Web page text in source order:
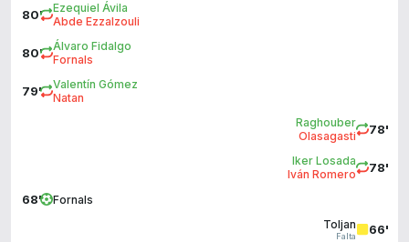
80'
Ezequiel Ávila
Abde Ezzalzouli
80'
Álvaro Fidalgo
Fornals
79'
Valentín Gómez
Natan
78'
Raghouber
Olasagasti
78'
Iker Losada
Iván Romero
68' Fornals
66'
Toljan
Falta